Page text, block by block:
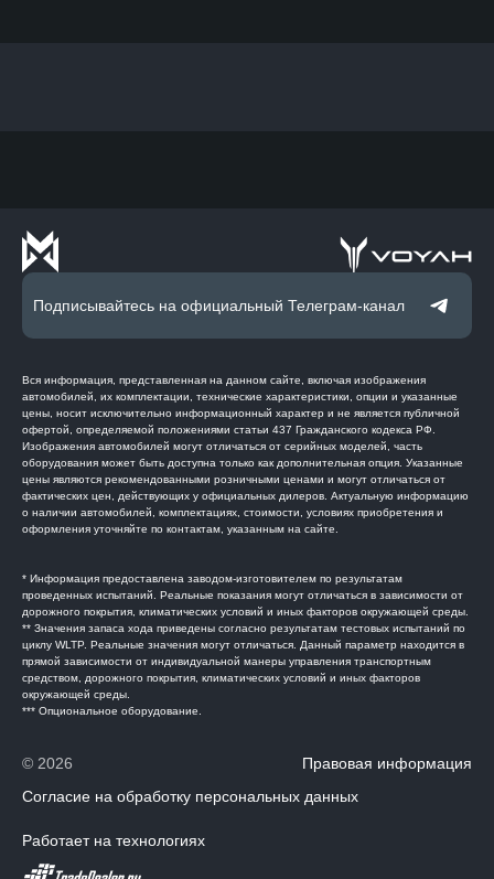
Подписывайтесь на официальный Телеграм-канал
Вся информация, представленная на данном сайте, включая изображения
автомобилей, их комплектации, технические характеристики, опции и указанные
цены, носит исключительно информационный характер и не является публичной
офертой, определяемой положениями статьи 437 Гражданского кодекса РФ.
Изображения автомобилей могут отличаться от серийных моделей, часть
оборудования может быть доступна только как дополнительная опция. Указанные
цены являются рекомендованными розничными ценами и могут отличаться от
фактических цен, действующих у официальных дилеров. Актуальную информацию
о наличии автомобилей, комплектациях, стоимости, условиях приобретения и
оформления уточняйте по контактам, указанным на сайте.
* Информация предоставлена заводом-изготовителем по результатам
проведенных испытаний. Реальные показания могут отличаться в зависимости от
дорожного покрытия, климатических условий и иных факторов окружающей среды.
** Значения запаса хода приведены согласно результатам тестовых испытаний по
циклу WLTP. Реальные значения могут отличаться. Данный параметр находится в
прямой зависимости от индивидуальной манеры управления транспортным
средством, дорожного покрытия, климатических условий и иных факторов
окружающей среды.
*** Опциональное оборудование.
© 2026
Правовая информация
Согласие на обработку персональных данных
Работает на технологиях